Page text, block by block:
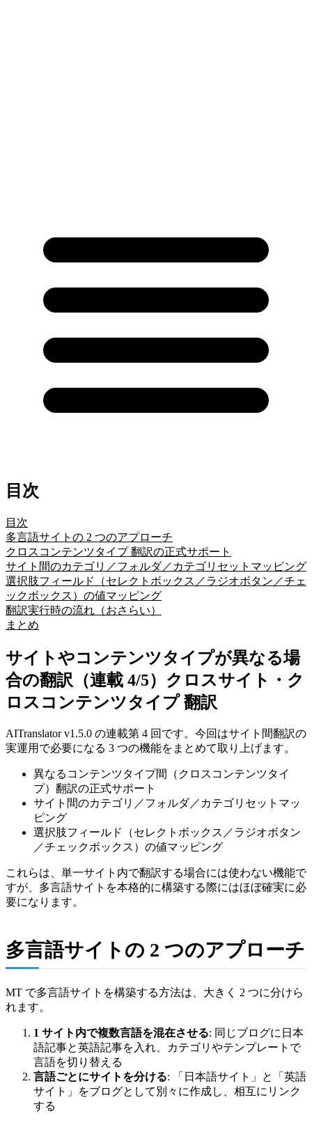
目次
目次
多言語サイトの 2 つのアプローチ
クロスコンテンツタイプ 翻訳の正式サポート
サイト間のカテゴリ／フォルダ／カテゴリセットマッピング
選択肢フィールド（セレクトボックス／ラジオボタン／チェ
ックボックス）の値マッピング
翻訳実行時の流れ（おさらい）
まとめ
サイトやコンテンツタイプが異なる場
合の翻訳（連載 4/5）クロスサイト・ク
ロスコンテンツタイプ 翻訳
AITranslator v1.5.0 の連載第 4 回です。今回はサイト間翻訳の
実運用で必要になる 3 つの機能をまとめて取り上げます。
異なるコンテンツタイプ間（クロスコンテンツタイ
プ）翻訳の正式サポート
サイト間のカテゴリ／フォルダ／カテゴリセットマッ
ピング
選択肢フィールド（セレクトボックス／ラジオボタン
／チェックボックス）の値マッピング
これらは、単一サイト内で翻訳する場合には使わない機能で
すが、多言語サイトを本格的に構築する際にはほぼ確実に必
要になります。
多言語サイトの 2 つのアプローチ
MT で多言語サイトを構築する方法は、大きく 2 つに分けら
れます。
1 サイト内で複数言語を混在させる: 同じブログに日本
語記事と英語記事を入れ、カテゴリやテンプレートで
言語を切り替える
言語ごとにサイトを分ける: 「日本語サイト」と「英語
サイト」をブログとして別々に作成し、相互にリンク
する